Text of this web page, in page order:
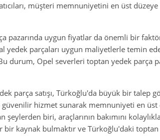
müşteri memnuniyetini en üst
pazarında uygun fiyatlar da önemli bir
parçaları uygun maliyetlerle temin
durum, Opel severleri toptan yedek parça
parça satışı, Türkoğlu'da büyük bir talep
hizmet sunarak memnuniyeti en üst
biri, araçlarının bakımını kolaylıkla
kaynak bulmaktır ve Türkoğlu'daki toptan